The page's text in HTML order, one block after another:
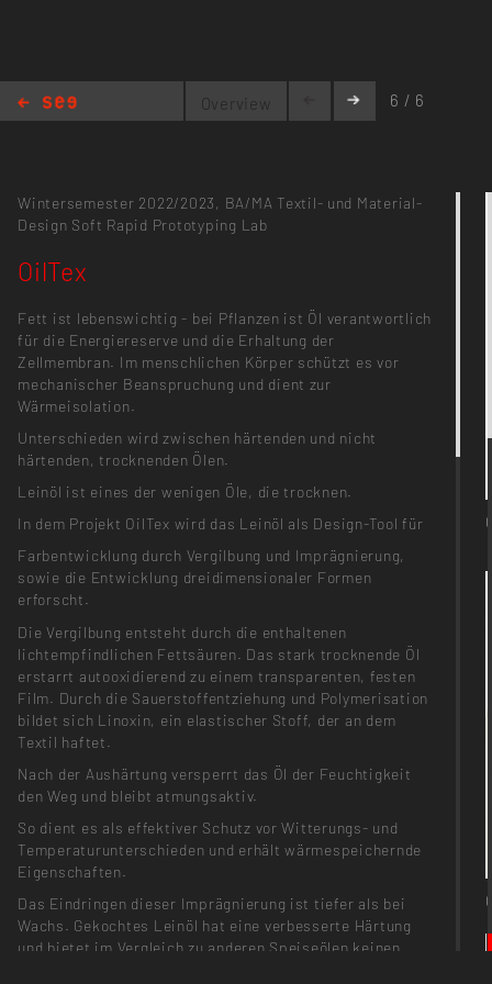
Overview 6 / 6
Wintersemester 2022/2023, BA/MA Textil- und Material-
Design Soft Rapid Prototyping Lab
OilTex
Fett ist lebenswichtig - bei Pflanzen ist Öl verantwortlich
für die Energiereserve und die Erhaltung der
Zellmembran. Im menschlichen Körper schützt es vor
mechanischer Beanspruchung und dient zur
Wärmeisolation.
Unterschieden wird zwischen härtenden und nicht
härtenden, trocknenden Ölen.
Leinöl ist eines der wenigen Öle, die trocknen.
In dem Projekt OilTex wird das Leinöl als Design-Tool für
Farbentwicklung durch Vergilbung und Imprägnierung,
sowie die Entwicklung dreidimensionaler Formen
erforscht.
Die Vergilbung entsteht durch die enthaltenen
lichtempfindlichen Fettsäuren. Das stark trocknende Öl
erstarrt autooxidierend zu einem transparenten, festen
Film. Durch die Sauerstoffentziehung und Polymerisation
bildet sich Linoxin, ein elastischer Stoff, der an dem
Textil haftet.
Nach der Aushärtung versperrt das Öl der Feuchtigkeit
den Weg und bleibt atmungsaktiv.
So dient es als effektiver Schutz vor Witterungs- und
Temperaturunterschieden und erhält wärmespeichernde
Eigenschaften.
Das Eindringen dieser Imprägnierung ist tiefer als bei
Wachs. Gekochtes Leinöl hat eine verbesserte Härtung
und bietet im Vergleich zu anderen Speiseölen keinen